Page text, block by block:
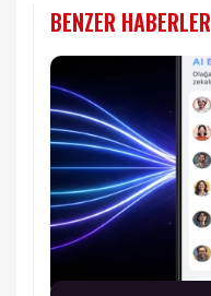
BENZER HABERLER